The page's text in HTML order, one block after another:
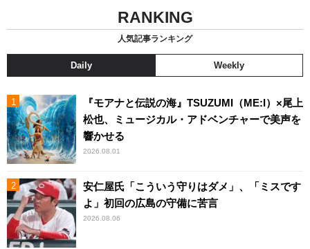
RANKING
人気記事ランキング
Daily Weekly
『モアナと伝説の海』TSUZUMI（ME:I）×尾上
松也、ミュージカル・アドベンチャーで美声を
響かせる
2026.08.01
安仁屋氏「こういう守りはダメ」、「ミスです
よ」初回の広島の守備に苦言
2026.08.06